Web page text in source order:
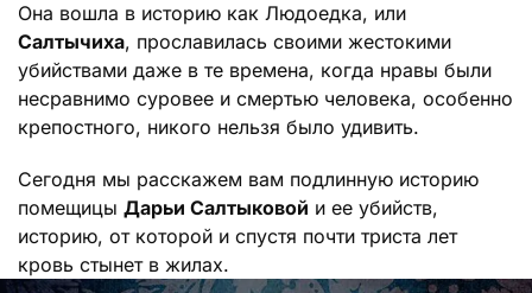
Она вошла в историю как Людоедка, или
Салтычиха, прославилась своими жестокими
убийствами даже в те времена, когда нравы были
несравнимо суровее и смертью человека, особенно
крепостного, никого нельзя было удивить.
Сегодня мы расскажем вам подлинную историю
помещицы Дарьи Салтыковой и ее убийств,
историю, от которой и спустя почти триста лет
кровь стынет в жилах.